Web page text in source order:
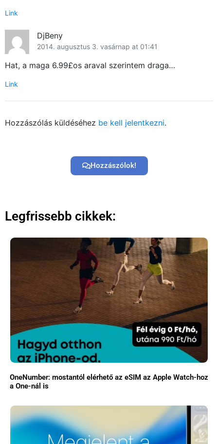
Link
DjBeny
2014. augusztus 3. vasárnap at 01:41
Hat, a maga 6.99£os araval szerintem draga…
Link
Hozzászólás küldéséhez be kell jelentkezni.
Hozzászólok!
Legfrissebb cikkek:
OneNumber: mostantól elérhető az eSIM az Apple Watch-hoz
a One-nál is